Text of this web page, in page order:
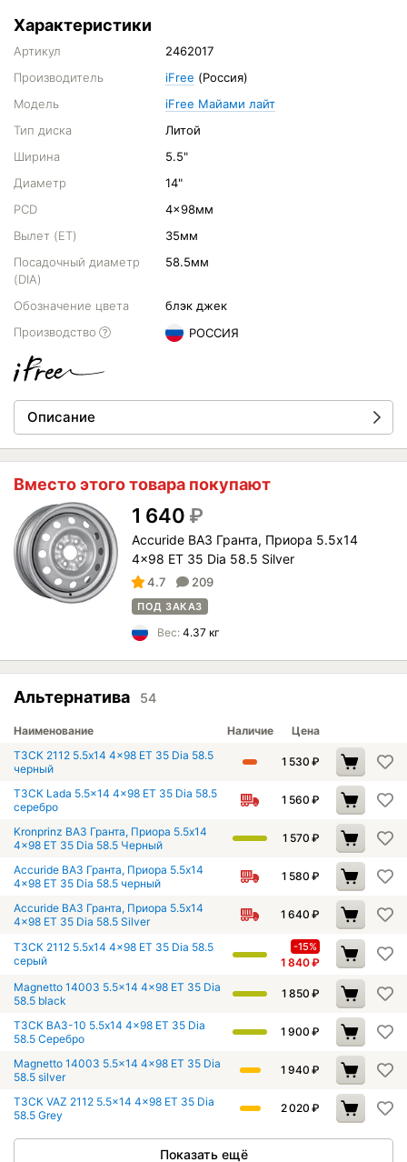
Характеристики
Артикул
2462017
Производитель
iFree (Россия)
Модель
iFree Майами лайт
Тип диска
Литой
Ширина
5.5"
Диаметр
14"
PCD
4x98мм
Вылет (ET)
35мм
Посадочный диаметр
(DIA)
58.5мм
Обозначение цвета
блэк джек
Производство
РОССИЯ
Описание
Вместо этого товара покупают
1 640 ₽
Accuride ВАЗ Гранта, Приора 5.5x14
4x98 ET 35 Dia 58.5 Silver
4.7 209
ПОД ЗАКАЗ
Вес: 4.37 кг
Альтернатива 54
Наименование Наличие
Цена
ТЗСК 2112 5.5x14 4x98 ET 35 Dia 58.5
черный
1 530 ₽
ТЗСК Lada 5.5x14 4x98 ET 35 Dia 58.5
серебро
1 560 ₽
Kronprinz ВАЗ Гранта, Приора 5.5x14
4x98 ET 35 Dia 58.5 Черный
1 570 ₽
Accuride ВАЗ Гранта, Приора 5.5x14
4x98 ET 35 Dia 58.5 черный
1 580 ₽
Accuride ВАЗ Гранта, Приора 5.5x14
4x98 ET 35 Dia 58.5 Silver
1 640 ₽
ТЗСК 2112 5.5x14 4x98 ET 35 Dia 58.5
серый
-15%
1 840₽
Magnetto 14003 5.5x14 4x98 ET 35 Dia
58.5 black
1 850 ₽
ТЗСК ВАЗ-10 5.5x14 4x98 ET 35 Dia
58.5 Серебро
1 900 ₽
Magnetto 14003 5.5x14 4x98 ET 35 Dia
58.5 silver
1 940 ₽
ТЗСК VAZ 2112 5.5x14 4x98 ET 35 Dia
58.5 Grey
2 020 ₽
Показать ещё